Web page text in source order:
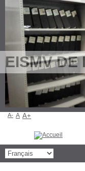
EISMV
A- A A+